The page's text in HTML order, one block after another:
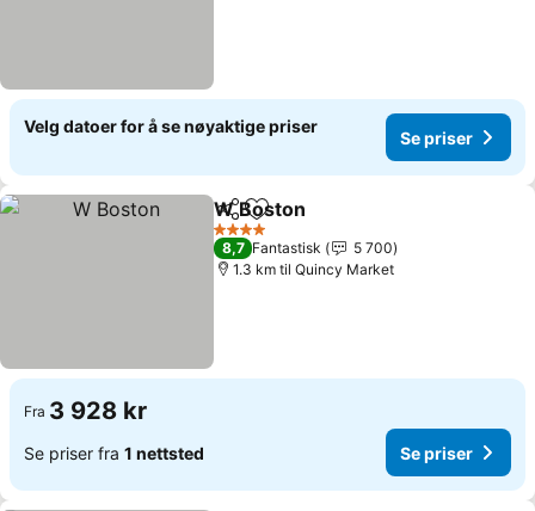
Velg datoer for å se nøyaktige priser
Se priser
Del Legg til i favoritter
W Boston
4 Stjerner
8,7 Fantastisk
5 700
1.3 km til Quincy Market
Fra 3 928 kr
Se priser fra 1 nettsted Se priser